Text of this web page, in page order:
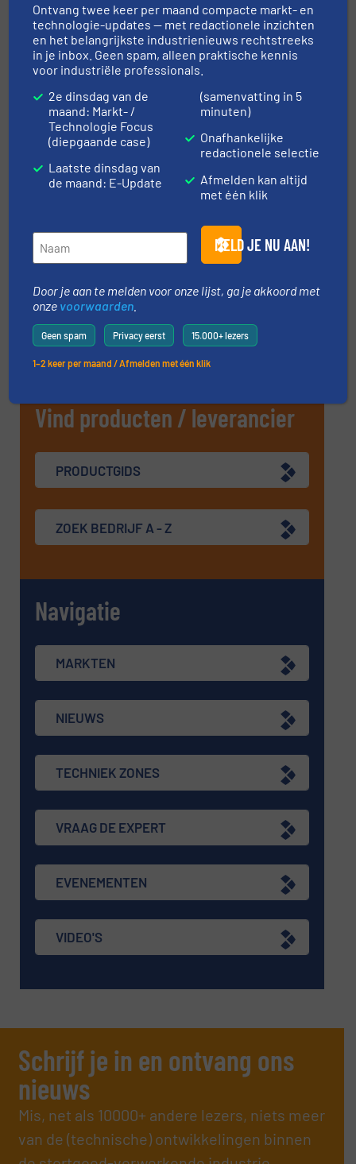
and Bulk Behaviour of Particulate Materials
20 okt, 2026
Medway
Solids Antwerp 2026
21 okt, 2026
Antwerpen
Course: Pneumatic Conveying of Bulk
Solids – November 2026
10 nov, 2026
Particle Size Characterization 2026
10 nov, 2026
MEER EVENEMENTEN
Vind producten / leverancier
PRODUCTGIDS
ZOEK BEDRIJF A - Z
Navigatie
MARKTEN
NIEUWS
TECHNIEK ZONES
VRAAG DE EXPERT
EVENEMENTEN
VIDEO'S
Schrijf je in en ontvang ons
nieuws
Mis, net als 10000+ andere lezers, niets meer
van de (technische) ontwikkelingen binnen
Ontvang twee keer per maand compacte markt- en
technologie-updates — met redactionele inzichten
en het belangrijkste industrienieuws rechtstreeks
in je inbox. Geen spam, alleen praktische kennis
voor industriële professionals.
2e dinsdag van de
maand: Markt- /
Technologie Focus
(diepgaande case)
Laatste dinsdag van
de maand: E-Update
(samenvatting in 5
minuten)
Onafhankelijke
redactionele selectie
Afmelden kan altijd
met één klik
MELD JE NU AAN!
Door je aan te melden voor onze lijst, ga je akkoord met
onze voorwaarden
Geen spam Privacy eerst 15.000+ lezers
1–2 keer per maand / Afmelden met één klik